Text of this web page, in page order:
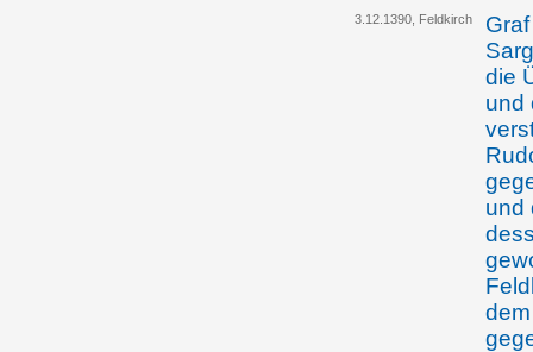
3.12.1390, Feldkirch
die
und
und